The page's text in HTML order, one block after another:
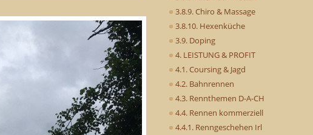
3.8.9. Chiro & Massage
3.8.10. Hexenküche
3.9. Doping
4. LEISTUNG & PROFIT
4.1. Coursing & Jagd
4.2. Bahnrennen
4.3. Rennthemen D-A-CH
4.4. Rennen kommerziell
4.4.1. Renngeschehen Irl